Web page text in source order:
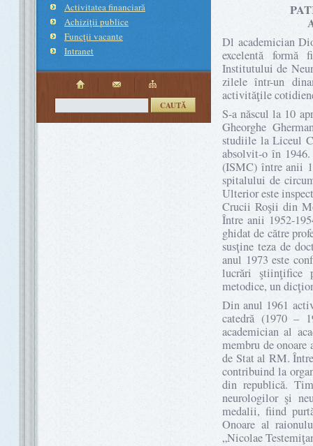
Activitatea financiară
Achiziţii publice
Funcţii vacante
Intranet
CAUTĂ
Dl academician
excelentă formă
Institutului de
zilele într-un
activităţile
S-a născul la 10
Gheorghe
studiile la Liceul
absolvit-o în
(ISMC) între anii
spitalului de
Ulterior este
Crucii Roşii din
Între anii 1952-
ghidat de către
susţine teza de
anul 1973 este
lucrări ştiinţifice
metodice, un
Din anul 1961
catedră (1970 –
academician al
membru de
de Stat al RM.
contribuind la
din republică.
neurologilor şi
medalii, fiind
Onoare al
„Nicolae